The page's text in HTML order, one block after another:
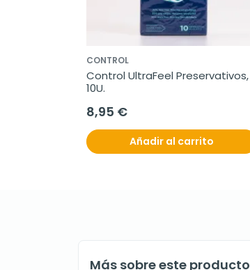
CONTROL
Control UltraFeel Preservativos,
10U.
8,95 €
Añadir al carrito
Más sobre este producto